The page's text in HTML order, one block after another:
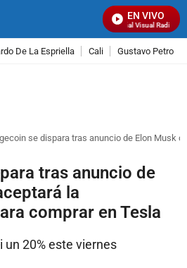
EN VIVO
Señal Visual Radio
De La Espriella Cali Gustavo Petro
se dispara tras anuncio de Elon Musk
tras anuncio de
la
comprar en Tesla
un 20% este viernes